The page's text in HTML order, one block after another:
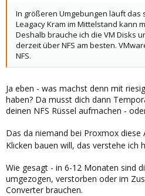
In größeren Umgebungen läuft das
Leagacy Kram im Mittelstand kann
Deshalb brauche ich die VM Disks
derzeit über NFS am besten.
NFS.
Ja eben - was machst denn mit
haben? Da musst dich dann
deinen NFS Rüssel aufmachen -
Das da niemand bei Proxmox
Klicken bauen will, das verstehe ich
Wie gesagt - in 6-12 Monaten sind
umgezogen, verstorben oder im
Converter brauchen.